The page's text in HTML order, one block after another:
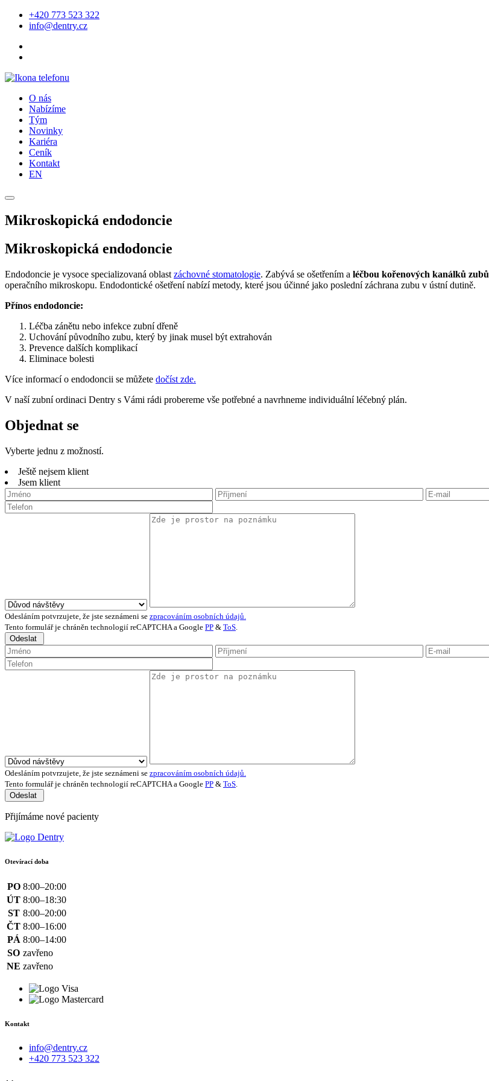
+420 773 523 322
info@dentry.cz
O nás
Nabízíme
Tým
Novinky
Kariéra
Ceník
Kontakt
EN
Mikroskopická endodoncie
Mikroskopická endodoncie
Endodoncie je vysoce specializovaná oblast záchovné stomatologie. Zabývá se ošetřením a léčbou kořenových kanálků zubů
operačního mikroskopu. Endodontické ošetření nabízí metody, které jsou účinné jako poslední záchrana zubu v ústní dutině.
Přínos endodoncie:
Léčba zánětu nebo infekce zubní dřeně
Uchování původního zubu, který by jinak musel být extrahován
Prevence dalších komplikací
Eliminace bolesti
Více informací o endodoncii se můžete dočíst zde.
V naší zubní ordinaci Dentry s Vámi rádi probereme vše potřebné a navrhneme individuální léčebný plán.
Objednat se
Vyberte jednu z možností.
Ještě nejsem klient
Jsem klient
Odesláním potvrzujete, že jste seznámeni se zpracováním osobních údajů.
Tento formulář je chráněn technologií reCAPTCHA a Google PP & ToS
Odeslat
Odesláním potvrzujete, že jste seznámeni se zpracováním osobních údajů.
Tento formulář je chráněn technologií reCAPTCHA a Google PP & ToS
Odeslat
Přijímáme nové pacienty
Otevírací doba
PO 8:00–20:00
ÚT 8:00–18:30
ST 8:00–20:00
ČT 8:00–16:00
PÁ 8:00–14:00
SO zavřeno
NE zavřeno
Kontakt
info@dentry.cz
+420 773 523 322